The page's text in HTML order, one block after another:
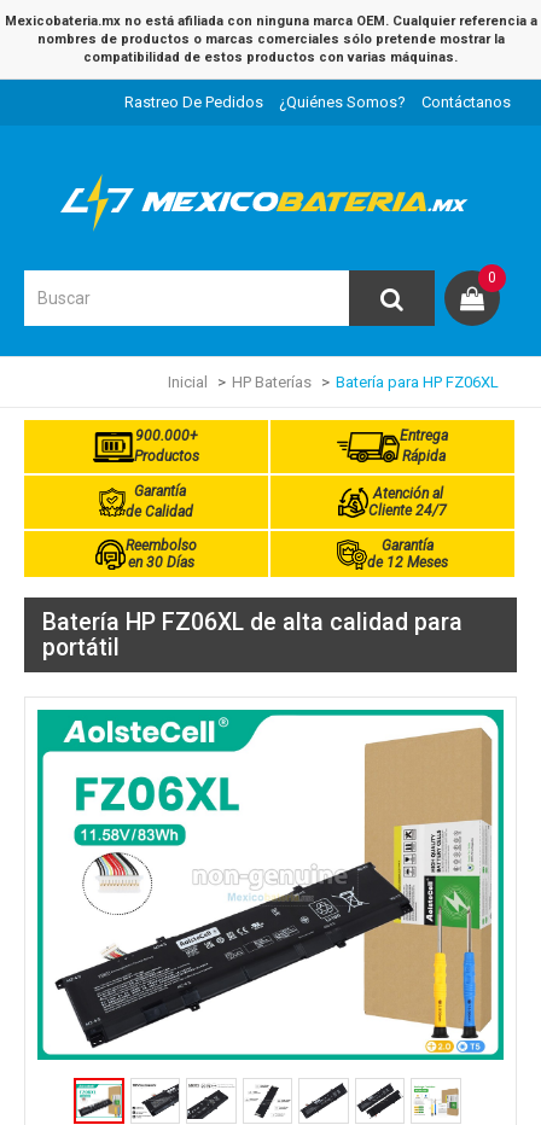
Mexicobateria.mx no está afiliada con ninguna marca OEM. Cualquier referencia a
nombres de productos o marcas comerciales sólo pretende mostrar la
compatibilidad de estos productos con varias máquinas.
Rastreo De Pedidos ¿Quiénes Somos? Contáctanos
0
Inicial HP Baterías Batería para HP FZ06XL
900.000+
Productos
Entrega
Rápida
Garantía
de Calidad
Atención al
Cliente 24/7
Reembolso
en 30 Días
Garantía
de 12 Meses
Batería HP FZ06XL de alta calidad para
portátil